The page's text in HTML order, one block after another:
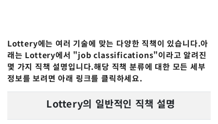
Lottery에는 여러 기술에 맞는 다양한 직책이 있습니다.아
래는 Lottery에서 "job classifications"이라고 알려진
몇 가지 직책 설명입니다.해당 직책 분류에 대한 모든 세부
정보를 보려면 아래 링크를 클릭하세요.
Lottery의 일반적인 직책 설명